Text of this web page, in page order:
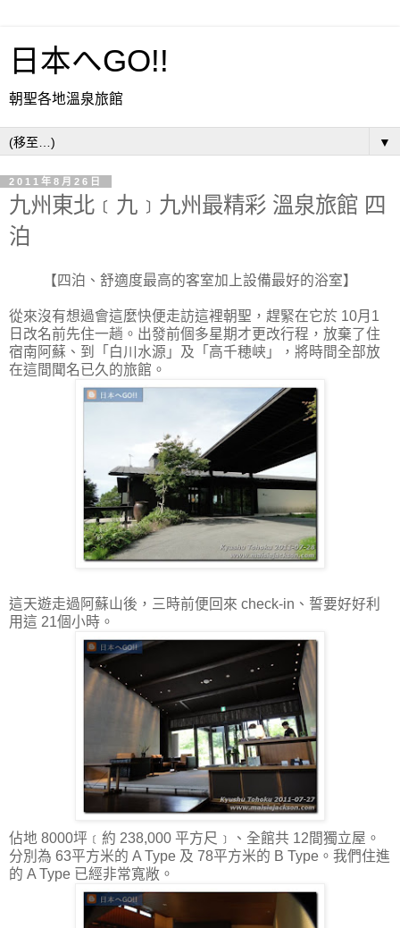
日本へGO!!
朝聖各地溫泉旅館
▼
2011年8月26日
九州東北﹝九﹞九州最精彩 溫泉旅館 四
泊
【四泊、舒適度最高的客室加上設備最好的浴室】
從來沒有想過會這麼快便走訪這裡朝聖，趕緊在它於 10月1
日改名前先住一趟。出發前個多星期才更改行程，放棄了住
宿南阿蘇、到「白川水源」及「高千穂峡」，將時間全部放
在這間聞名已久的旅館。
這天遊走過阿蘇山後，三時前便回來 check-in、誓要好好利
用這 21個小時。
佔地 8000坪﹝約 238,000 平方尺﹞、全館共 12間獨立屋。
分別為 63平方米的 A Type 及 78平方米的 B Type。我們住進
的 A Type 已經非常寬敞。